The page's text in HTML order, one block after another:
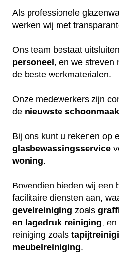
Als professionele
werken wij met
Ons team bestaat
personeel , en we streven
de beste werkmaterialen.
Onze medewerkers zijn
de nieuwste
Bij ons kunt u rekenen op
glasbewassingsservice
woning.
Bovendien bieden wij een
facilitaire diensten aan,
gevelreiniging zoals
en lagedruk reiniging, en
reiniging zoals
meubelreiniging.